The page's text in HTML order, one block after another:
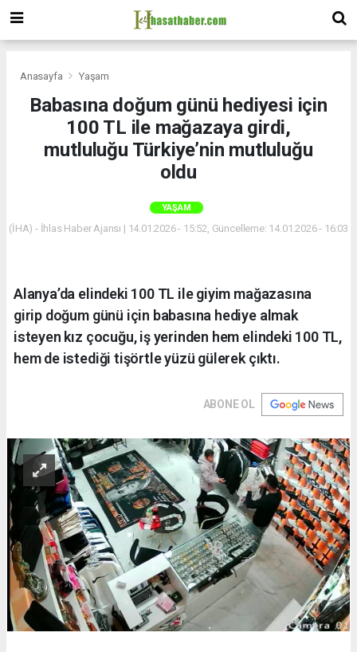
Anasayfa Yaşam
Babasına doğum günü hediyesi için
100 TL ile mağazaya girdi,
mutluluğu Türkiye’nin mutluluğu
oldu
YAŞAM
(İHA) - İhlas Haber Ajansı | 14.01.2026 - 15:52, Güncelleme: 14.01.2026 - 16:03
Alanya’da elindeki 100 TL ile giyim mağazasına
girip doğum günü için babasına hediye almak
isteyen kız çocuğu, iş yerinden hem elindeki 100 TL,
hem de istediği tişörtle yüzü gülerek çıktı.
ABONE OL